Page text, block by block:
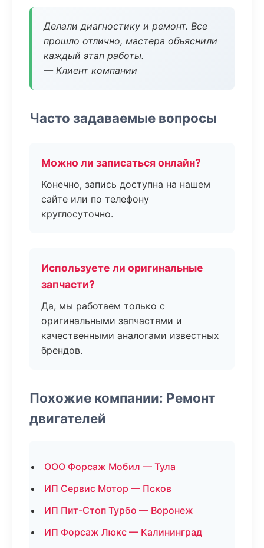
Делали диагностику и ремонт. Все
прошло отлично, мастера объяснили
каждый этап работы.
— Клиент компании
Часто задаваемые вопросы
Можно ли записаться онлайн?
Конечно, запись доступна на нашем
сайте или по телефону
круглосуточно.
Используете ли оригинальные
запчасти?
Да, мы работаем только с
оригинальными запчастями и
качественными аналогами известных
брендов.
Похожие компании: Ремонт
двигателей
ООО Форсаж Мобил — Тула
ИП Сервис Мотор — Псков
ИП Пит-Стоп Турбо — Воронеж
ИП Форсаж Люкс — Калининград